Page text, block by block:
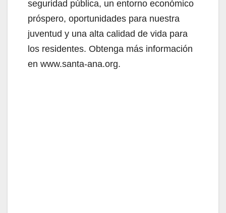
seguridad pública, un entorno económico
próspero, oportunidades para nuestra
juventud y una alta calidad de vida para
los residentes. Obtenga más información
en www.santa-ana.org.